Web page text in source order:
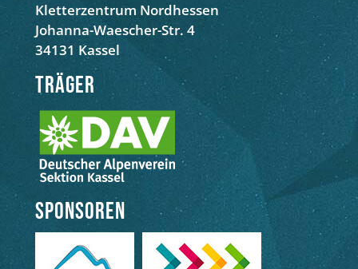
Kletterzentrum Nordhessen
Johanna-Waescher-Str. 4
34131 Kassel
Träger
Sponsoren